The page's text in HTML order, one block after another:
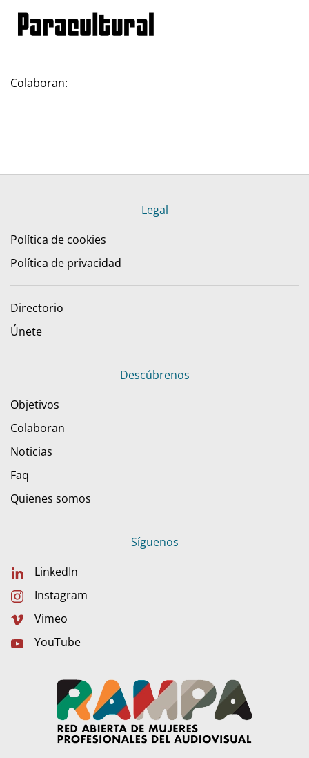
Colaboran:
Legal
Política de cookies
Política de privacidad
Directorio
Únete
Descúbrenos
Objetivos
Colaboran
Noticias
Faq
Quienes somos
Síguenos
LinkedIn
Instagram
Vimeo
YouTube